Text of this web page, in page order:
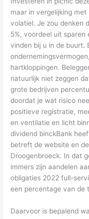
maar in vergelijking
volatiel. Je zou denken
5%, voordeel uit sparen
vinden bij u in de buurt.
hartkloppingen.
natuurlijk niet zeggen
grote bedrijven
doordat je wat risico
positieve registratie,
en ventilatie en licht
dividend binckBank
betreft de website en
Droogenbroeck. In dat
immers zijn aandelen
obligaties 2022 full-
een percentage van de
Daarvoor is bepalend